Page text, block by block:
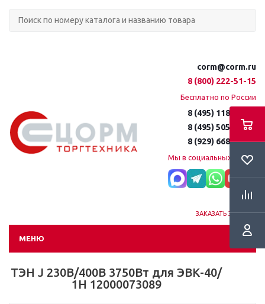
corm@corm.ru
8 (800) 222-51-15
Бесплатно по России
8 (495) 118-61-16
8 (495) 505-51-15
8 (929) 668-95-35
Мы в социальных сетях:
ЗАКАЗАТЬ ЗВОНОК
МЕНЮ
ТЭН J 230В/400В 3750Вт для ЭВК-40/
1Н 12000073089